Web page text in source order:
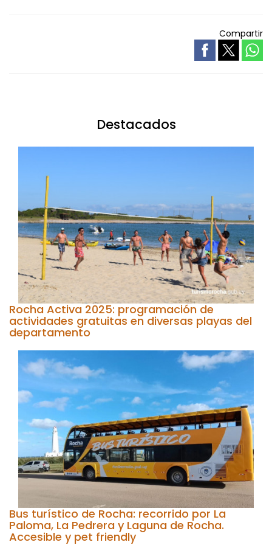
Compartir
Destacados
Rocha Activa 2025: programación de
actividades gratuitas en diversas playas del
departamento
Bus turístico de Rocha: recorrido por La
Paloma, La Pedrera y Laguna de Rocha.
Accesible y pet friendly